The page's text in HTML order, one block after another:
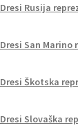
Dresi Rusija
Dresi San Marino
Dresi Škotska
Dresi Slovaška